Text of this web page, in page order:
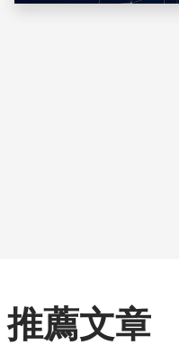
推薦文章